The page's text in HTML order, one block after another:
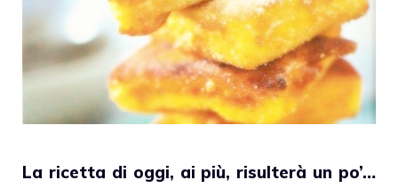
La ricetta di oggi, ai più, risulterà un po’…